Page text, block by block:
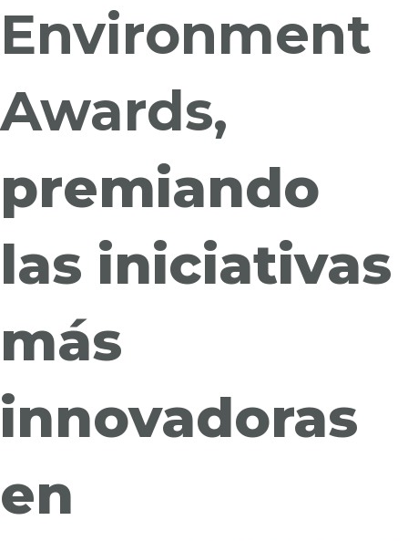
Environment
Awards,
premiando
las iniciativas
más
innovadoras
en